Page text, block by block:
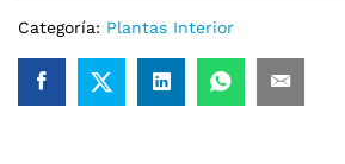
Categoría: Plantas Interior